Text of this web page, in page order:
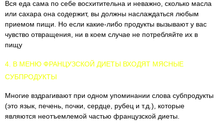
Вся еда сама по себе восхитительна и неважно, сколько масла
или сахара она содержит, вы должны наслаждаться любым
приемом пищи. Но если какие-либо продукты вызывают у вас
чувство отвращения, ни в коем случае не потребляйте их в
пищу
4. В МЕНЮ ФРАНЦУЗСКОЙ ДИЕТЫ ВХОДЯТ МЯСНЫЕ
СУБПРОДУКТЫ
Многие вздрагивают при одном упоминании слова субпродукты
(это язык, печень, почки, сердце, рубец и т.д.), которые
являются неотъемлемой частью французской диеты.